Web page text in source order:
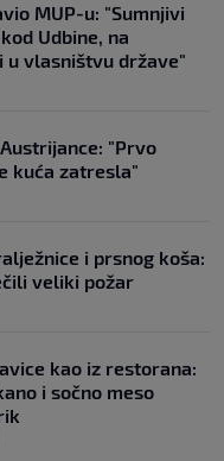
MUP-u: "Sumnjivi
Udbine, na
u vlasništvu države"
"Prvo
kuća zatresla"
i prsnog koša:
veliki požar
kao iz restorana:
i sočno meso